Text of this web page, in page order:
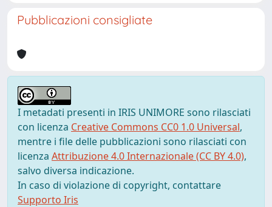
Pubblicazioni consigliate
I metadati presenti in IRIS UNIMORE sono rilasciati
con licenza Creative Commons CC0 1.0 Universal,
mentre i file delle pubblicazioni sono rilasciati con
licenza Attribuzione 4.0 Internazionale (CC BY 4.0),
salvo diversa indicazione.
In caso di violazione di copyright, contattare
Supporto Iris